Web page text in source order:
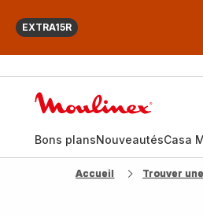
EXTRA15R
Bons plansNouveautésCasa
Accueil Trouver